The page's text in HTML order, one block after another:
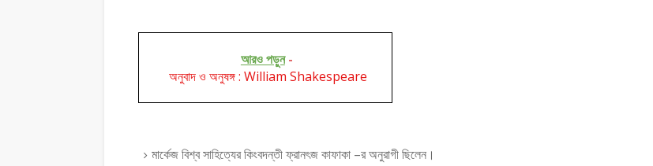
আরও পড়ুন-
অনুবাদ ও অনুষঙ্গ : William Shakespeare
মার্কেজ বিশ্ব সাহিত্যের কিংবদন্তী ফ্রানৎজ কাফাকা –র অনুরাগী ছিলেন।